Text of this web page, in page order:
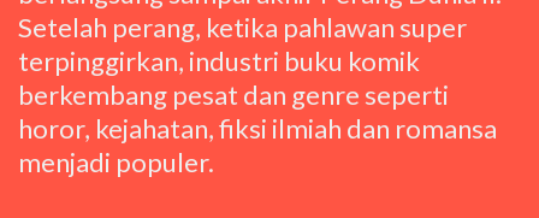
Setelah perang, ketika pahlawan super
terpinggirkan, industri buku komik
berkembang pesat dan genre seperti
horor, kejahatan, fiksi ilmiah dan romansa
menjadi populer.